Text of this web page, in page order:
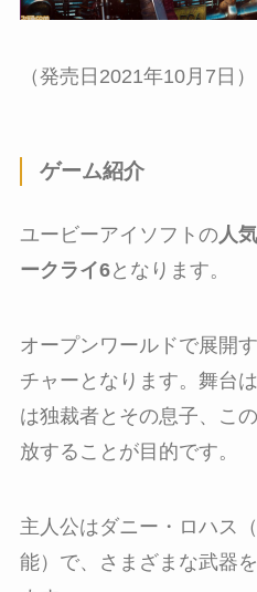
（発売日2021年10月7日）
ゲーム紹介
ユービーアイソフトの人
ークライ6となります。
オープンワールドで展開
チャーとなります。舞台
は独裁者とその息子、こ
放することが目的です。
主人公はダニー・ロハス
能）で、さまざまな武器